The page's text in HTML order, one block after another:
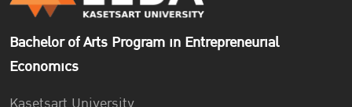
Bachelor of Arts Program in Entrepreneurial
Economics